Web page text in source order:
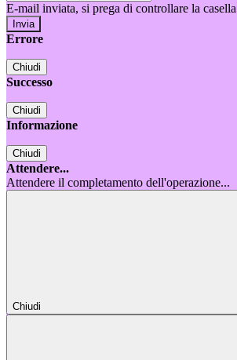
E-mail inviata, si prega di controllare la
Errore
Chiudi
Successo
Chiudi
Informazione
Chiudi
Attendere...
Attendere il completamento dell'operazione...
Chiudi